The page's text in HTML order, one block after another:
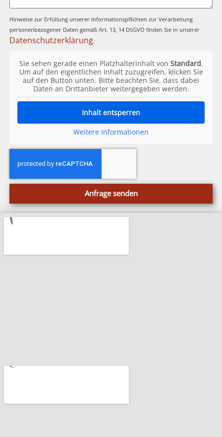
Hinweise zur Erfüllung unserer Informationspflichten zur Verarbeitung
personenbezogener Daten gemäß Art. 13, 14 DSGVO finden Sie in unserer
Datenschutzerklärung.
Sie sehen gerade einen Platzhalterinhalt von Standard.
Um auf den eigentlichen Inhalt zuzugreifen, klicken Sie
auf den Button unten. Bitte beachten Sie, dass dabei
Daten an Drittanbieter weitergegeben werden.
Inhalt entsperren
Weitere Informationen
Anfrage senden